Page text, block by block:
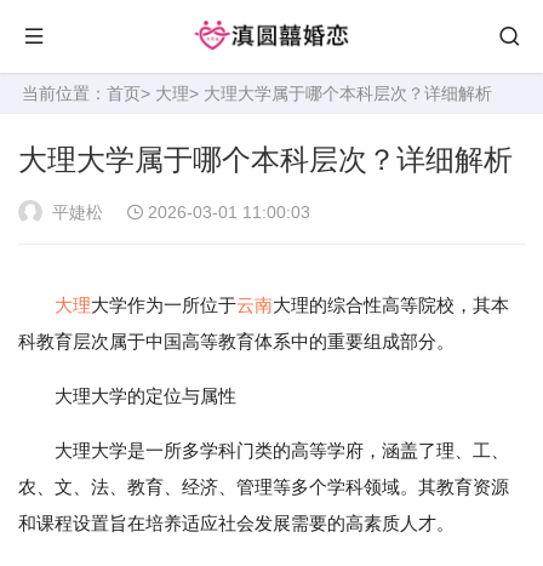
当前位置： 首页> 大理> 大理大学属于哪个本科层次？详细解析
大理大学属于哪个本科层次？详细解析
平婕松 2026-03-01 11:00:03
大理大学作为一所位于云南大理的综合性高等院校，其本
科教育层次属于中国高等教育体系中的重要组成部分。
大理大学的定位与属性
大理大学是一所多学科门类的高等学府，涵盖了理、工、
农、文、法、教育、经济、管理等多个学科领域。其教育资源
和课程设置旨在培养适应社会发展需要的高素质人才。